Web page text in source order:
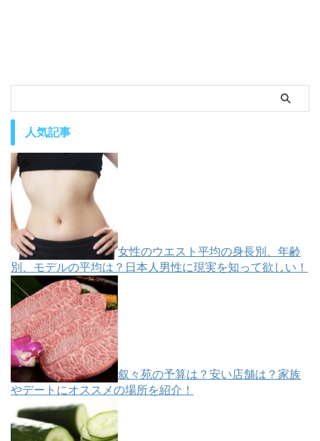
人気記事
女性のウエスト平均の身長別、年齢
別、モデルの平均は？日本人男性に現実を知って欲しい！
叙々苑の予算は？安い店舗は？家族
やデートにオススメの場所を紹介！